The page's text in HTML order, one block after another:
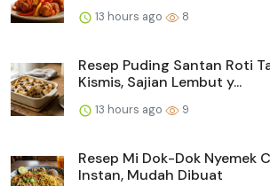
13 hours ago 8
Resep Puding Santan Roti
Kismis, Sajian Lembut y...
13 hours ago 9
Resep Mi Dok-Dok Nyemek
Instan, Mudah Dibuat